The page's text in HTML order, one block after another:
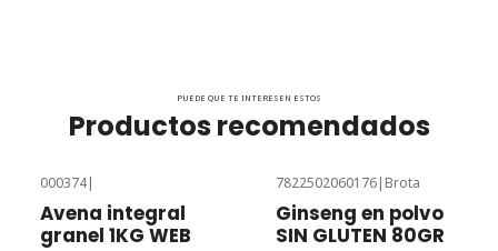
PUEDE QUE TE INTERESEN ESTOS
Productos recomendados
000374|
Avena integral
granel 1KG WEB
7822502060176| Brota
Ginseng en polvo
SIN GLUTEN 80GR